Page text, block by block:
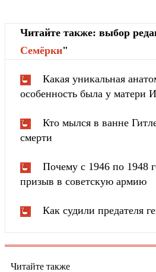
Читайте также: выбор
Cемёрки"
Какая уникальная
особенность была у матери
Кто мылся в ванне
смерти
Почему с 1946 по 1948
призыв в советскую армию
Как судили предателя
Читайте также